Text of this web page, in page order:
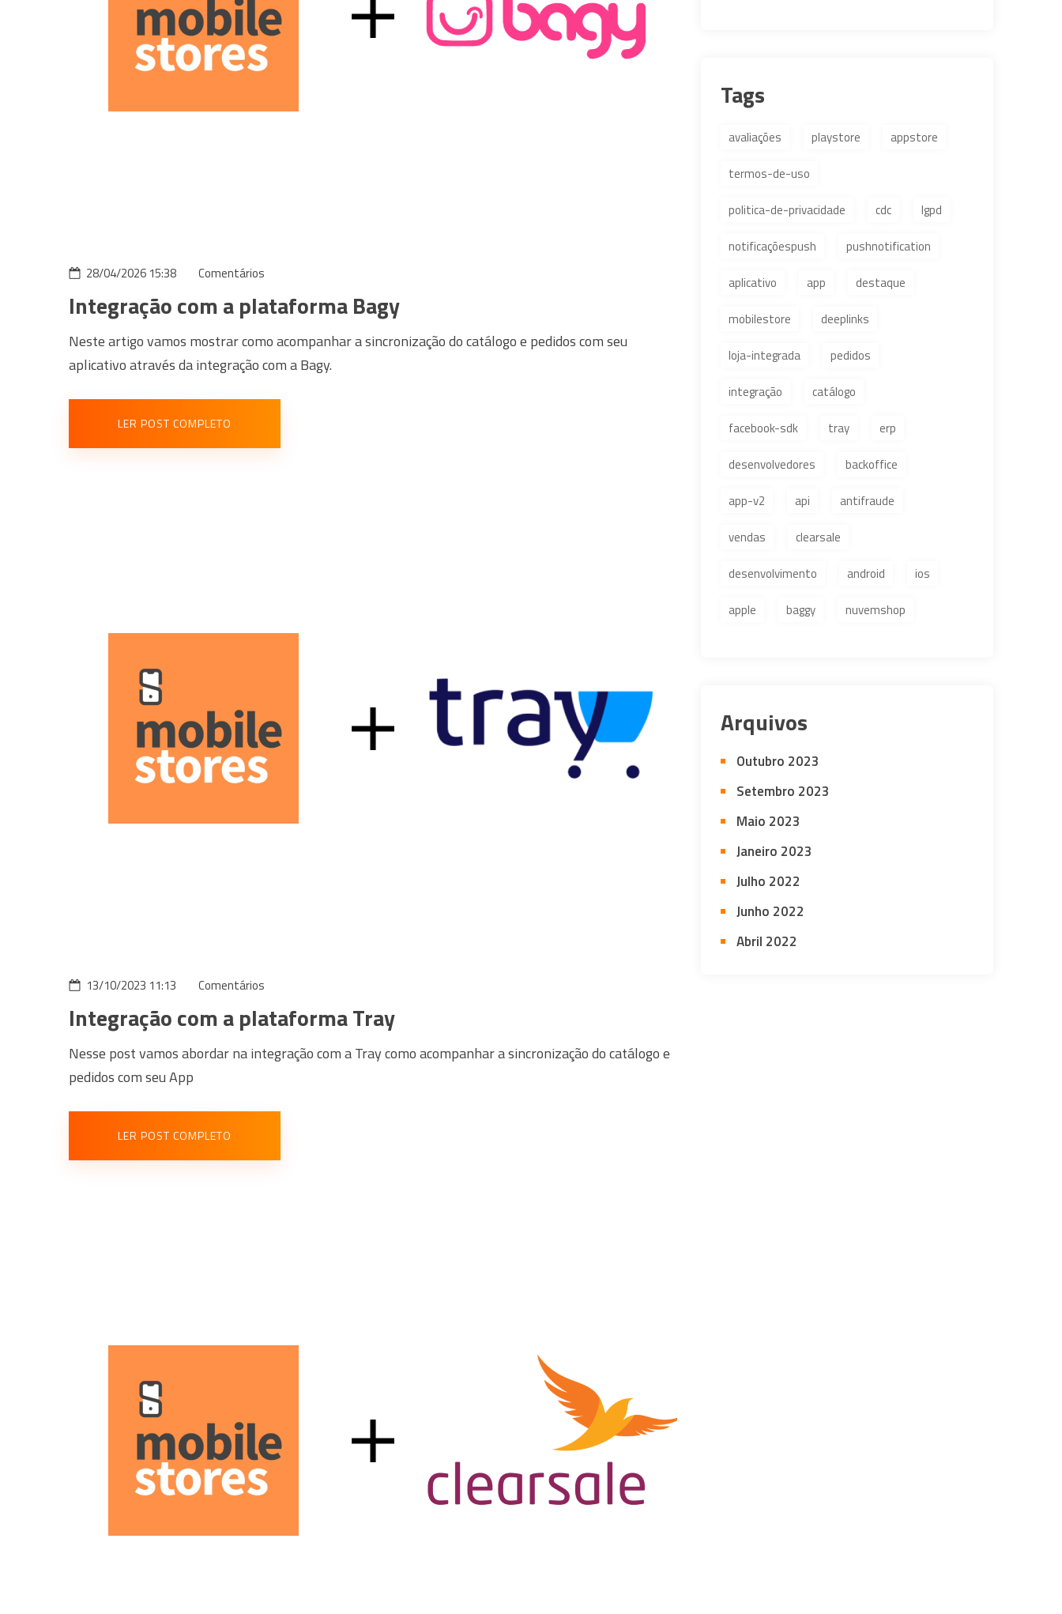
28/04/2026 15:38 Comentários
Integração com a plataforma Bagy
Neste artigo vamos mostrar como acompanhar a sincronização do catálogo e pedidos com seu
aplicativo através da integração com a Bagy.
LER POST COMPLETO
13/10/2023 11:13 Comentários
Integração com a plataforma Tray
Nesse post vamos abordar na integração com a Tray como acompanhar a sincronização do catálogo e
pedidos com seu App
LER POST COMPLETO
Tags
avaliações playstore
appstore
termos-de-uso
politica-de-privacidade
cdc
lgpd
notificaçõespush
pushnotification
aplicativo
app
destaque
mobilestore
deeplinks
loja-integrada
pedidos
integração
catálogo
facebook-sdk
tray
erp
desenvolvedores
backoffice
app-v2
api
antifraude
vendas
clearsale
desenvolvimento
android
ios
apple
baggy nuvemshop
Arquivos
Outubro 2023
Setembro 2023
Maio 2023
Janeiro 2023
Julho 2022
Junho 2022
Abril 2022